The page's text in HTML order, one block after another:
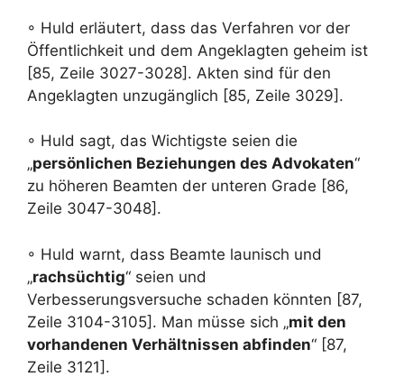
◦ Huld erläutert, dass das Verfahren vor der
Öffentlichkeit und dem Angeklagten geheim ist
[85, Zeile 3027-3028]. Akten sind für den
Angeklagten unzugänglich [85, Zeile 3029].
◦ Huld sagt, das Wichtigste seien die
„persönlichen Beziehungen des Advokaten“
zu höheren Beamten der unteren Grade [86,
Zeile 3047-3048].
◦ Huld warnt, dass Beamte launisch und
„rachsüchtig“ seien und
Verbesserungsversuche schaden könnten [87,
Zeile 3104-3105]. Man müsse sich „mit den
vorhandenen Verhältnissen abfinden“ [87,
Zeile 3121].